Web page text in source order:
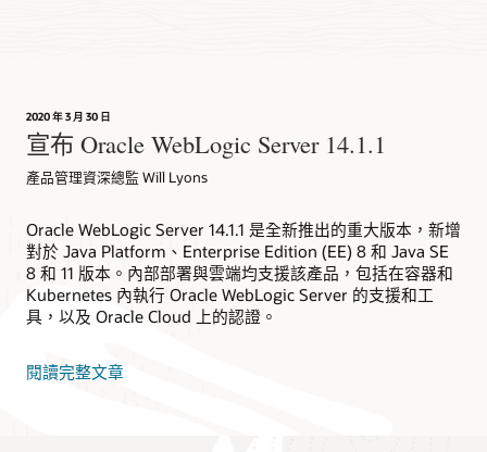
2020 年 3 月 30 日
宣布 Oracle WebLogic Server 14.1.1
產品管理資深總監 Will Lyons
Oracle WebLogic Server 14.1.1 是全新推出的重大版本，新增
對於 Java Platform、Enterprise Edition (EE) 8 和 Java SE
8 和 11 版本。內部部署與雲端均支援該產品，包括在容器和
Kubernetes 內執行 Oracle WebLogic Server 的支援和工
具，以及 Oracle Cloud 上的認證。
閱讀完整文章